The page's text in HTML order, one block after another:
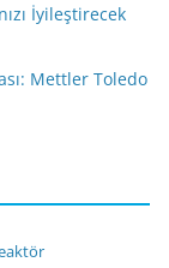
İyileştirecek
Mettler Toledo